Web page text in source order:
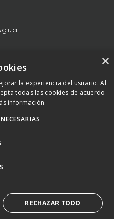
08940 Cornellà de
– Copyright ® 2023 –
reservados.
DEL SISTEMA
×
la experiencia del usuario. Al
todas las cookies de acuerdo
información
RECHAZAR TODO